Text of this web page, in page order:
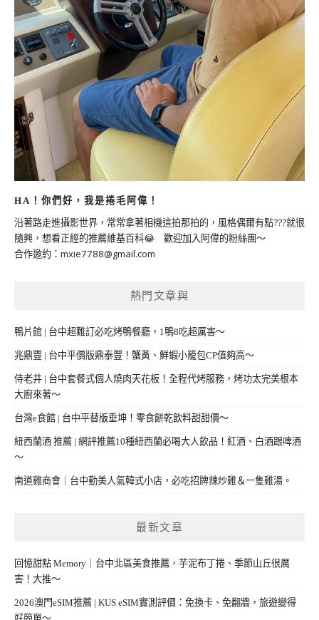
HA！你們好，我是捲毛阿偉！
沿著路走進攝影世界，常常拿著相機這拍那拍的，風格偶爾有點???就很
隨興，想看正經的推薦維基百科😂 歡迎加入阿偉的粉絲團～
合作邀約： mxie7788@gmail.com
熱門文章與
鴨片館 | 台中超難訂必吃烤鴨餐廳，1鴨8吃超厲害～
兆鼎豐 | 台中平價版鼎泰豐！蟹黃、鮮蝦小籠包CP值夠高～
侍老井 | 台中套餐式個人燒肉天花板！全程代烤服務，烤功太完美根本
大廚來著～
台灣e食館 | 台中平替版垂坤！零食餅乾飲料甜甜價～
紐西蘭酒 推薦 | 網評推薦10種紐西蘭必喝大人飲品！紅酒、白酒跟啤酒
～
南道雞商會｜台中勤美人氣韓式小店，必吃招牌辣炒雞＆一隻雞湯。
最新文章
回憶甜點 Memory｜台中北區美食推薦，芋泥布丁捲、季節山丘很厲
害！大推～
2026澳門eSIM推薦 | KUS eSIM實測評價：免換卡、免翻牆，旅遊變得